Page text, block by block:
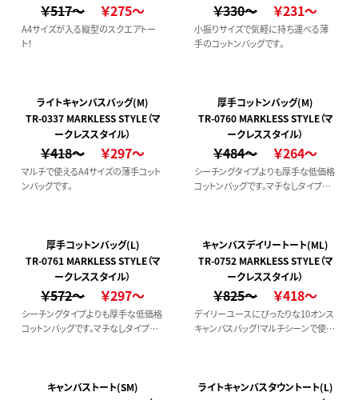
￥517～ ￥275～
A4サイズが入る縦型のスクエアトー
ト！
￥330～ ￥231～
小振りサイズで気軽に持ち運べる薄
手のコットンバッグです。
ライトキャンバスバッグ(M)
TR-0337 MARKLESS STYLE（マ
ークレススタイル）
￥418～ ￥297～
マルチで使えるA4サイズの薄手コット
ンバッグです。
厚手コットンバッグ(M)
TR-0760 MARKLESS STYLE（マ
ークレススタイル）
￥484～ ￥264～
シーチングタイプよりも厚手な低価格
コットンバッグです。マチなしタイプで
厚手コットンバッグ(L)
TR-0761 MARKLESS STYLE（マ
ークレススタイル）
￥572～ ￥297～
シーチングタイプよりも厚手な低価格
コットンバッグです。マチなしタイプで
キャンバスデイリートート(ML)
TR-0752 MARKLESS STYLE（マ
ークレススタイル）
￥825～ ￥418～
デイリーユースにぴったりな10オンス
キャンバスバッグ！マルチシーンで使い
キャンバストート(SM)
ライトキャンバスタウントート(L)